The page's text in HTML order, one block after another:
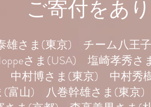
ご寄付をあ
雄さま(東京) チーム八王
さま(USA) 塩崎孝秀
中村博さま(東京) 中村秀
(富山) 八巻幹雄さま(東